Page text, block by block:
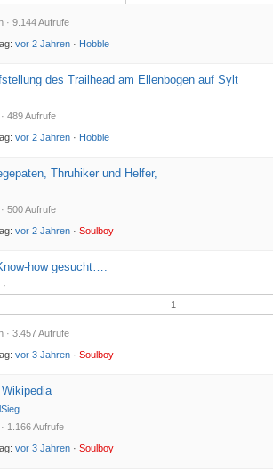
· 9.144 Aufrufe
vor 2 Jahren · Hobble
des Trailhead am Ellenbogen auf Sylt
489 Aufrufe
vor 2 Jahren · Hobble
Thruhiker und Helfer,
500 Aufrufe
vor 2 Jahren · Soulboy
how gesucht….
·
1
· 3.457 Aufrufe
vor 3 Jahren · Soulboy
1.166 Aufrufe
vor 3 Jahren · Soulboy